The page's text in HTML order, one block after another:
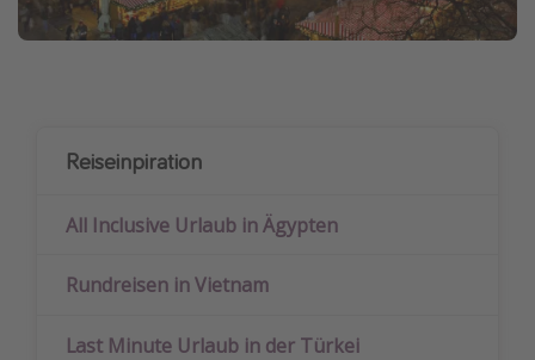
Reiseinpiration
All Inclusive Urlaub in Ägypten
Rundreisen in Vietnam
Last Minute Urlaub in der Türkei